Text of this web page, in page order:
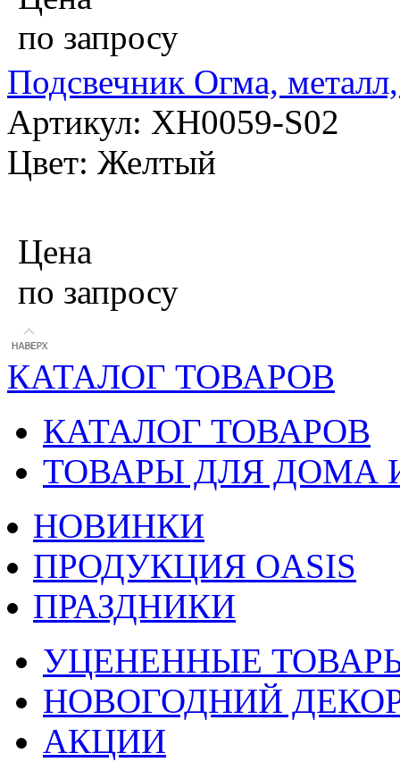
по запросу
Подсвечник Огма,
Артикул: XH0059-S02
Цвет: Желтый
Цена
по запросу
КАТАЛОГ ТОВАРОВ
КАТАЛОГ ТОВАРОВ
ТОВАРЫ ДЛЯ ДОМА
НОВИНКИ
ПРОДУКЦИЯ OASIS
ПРАЗДНИКИ
УЦЕНЕННЫЕ
НОВОГОДНИЙ
АКЦИИ